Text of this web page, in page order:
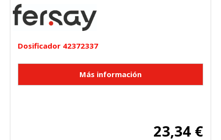
Dosificador 42372337
23,34 €